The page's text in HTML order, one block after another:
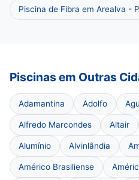
Piscina de Fibra em Arealva -
Piscinas em Outras
Adamantina Adolfo
Alfredo Marcondes Altair
Alumínio Alvinlândia
Américo Brasiliense